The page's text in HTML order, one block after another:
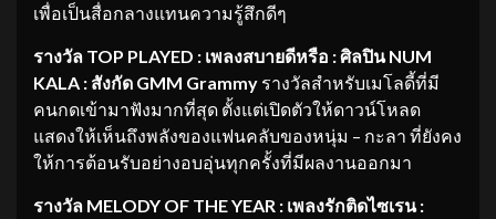
เพื่อเป็นสื่อกลางแทนความรู้สึกดีๆ
รางวัล TOP PLAYED : เพลงสบายดีหรือ : ศิลปิน NUM
KALA : สังกัด GMM Grammy รางวัลสำหรับเมโลดี้ที่มี
คนกดเข้ามาฟังมากที่สุด ตั้งแต่เปิดตัวให้ดาวน์โหลด
แสดงให้เห็นถึงพลังของแฟนคลับของหนุ่ม – กะลา ที่ยังคง
ให้การต้อนรับอย่างอบอุ่นทุกครั้งที่มีผลงานออกมา
รางวัล MELODY OF THE YEAR : เพลงรักติดไซเรน :